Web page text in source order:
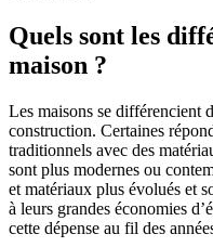
Quels sont les
maison ?
Les maisons se différencient
construction. Certaines
traditionnels avec des
sont plus modernes ou
et matériaux plus évolués et
à leurs grandes économies
cette dépense au fil des